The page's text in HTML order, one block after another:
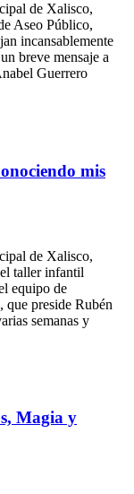
de Xalisco,
Aseo Público,
incansablemente
breve mensaje a
Guerrero
mis
de Xalisco,
taller infantil
equipo de
preside Rubén
semanas y
Magia y